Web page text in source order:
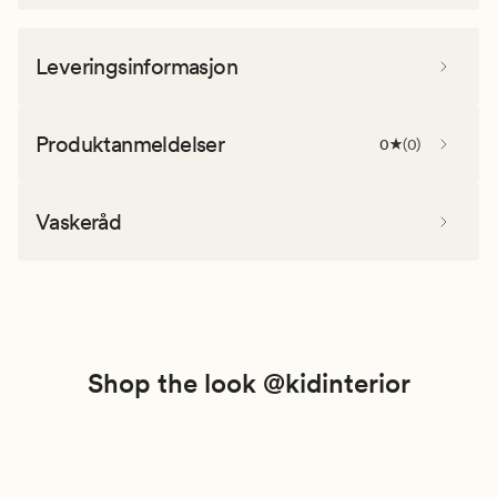
Leveringsinformasjon
Produktanmeldelser 0 (0)
Vaskeråd
Shop the look @kidinterior